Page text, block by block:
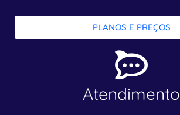
PLANOS E PREÇOS
Atendimento